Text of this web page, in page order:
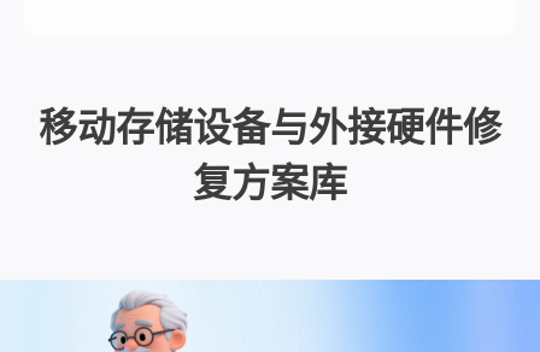
移动存储设备与外接硬件修
复方案库